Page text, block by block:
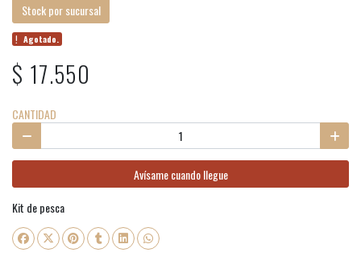
Stock por sucursal
Agotado.
$ 17.550
CANTIDAD
Avísame cuando llegue
Kit de pesca